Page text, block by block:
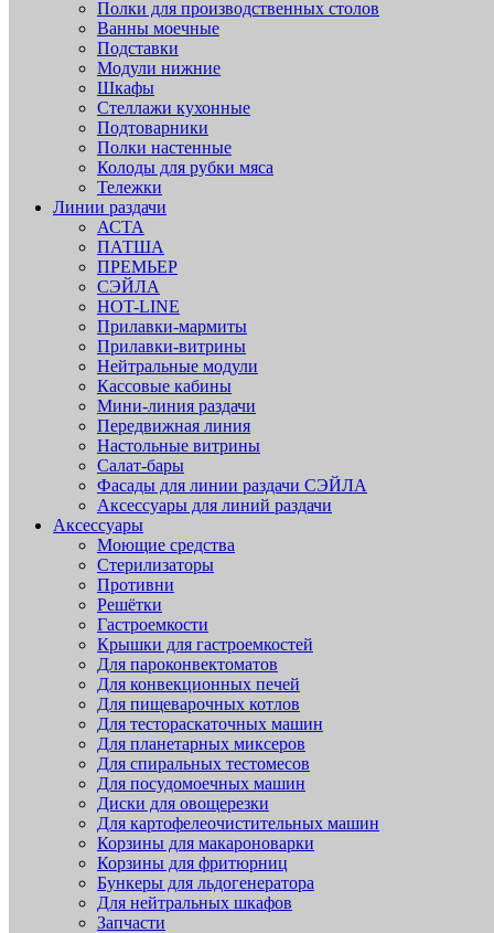
Полки для производственных столов
Ванны моечные
Подставки
Модули нижние
Шкафы
Стеллажи кухонные
Подтоварники
Полки настенные
Колоды для рубки мяса
Тележки
Линии раздачи
АСТА
ПАТША
ПРЕМЬЕР
СЭЙЛА
HOT-LINE
Прилавки-мармиты
Прилавки-витрины
Нейтральные модули
Кассовые кабины
Мини-линия раздачи
Передвижная линия
Настольные витрины
Салат-бары
Фасады для линии раздачи СЭЙЛА
Аксессуары для линий раздачи
Аксессуары
Моющие средства
Стерилизаторы
Противни
Решётки
Гастроемкости
Крышки для гастроемкостей
Для пароконвектоматов
Для конвекционных печей
Для пищеварочных котлов
Для тестораскаточных машин
Для планетарных миксеров
Для спиральных тестомесов
Для посудомоечных машин
Диски для овощерезки
Для картофелеочистительных машин
Корзины для макароноварки
Корзины для фритюрниц
Бункеры для льдогенератора
Для нейтральных шкафов
Запчасти